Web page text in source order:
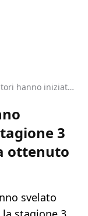
Industry: i creatori hanno iniziato il lavoro sulla stagione 3 pur non avendo ancora ottenuto il rinnovo
3
ottenuto
svelato